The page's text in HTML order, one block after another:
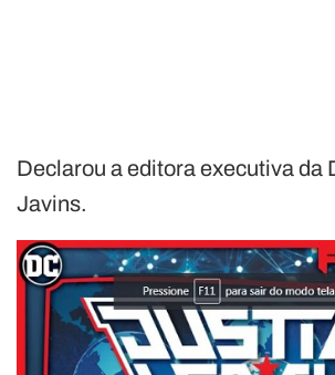
Declarou a editora executiva da
Javins.